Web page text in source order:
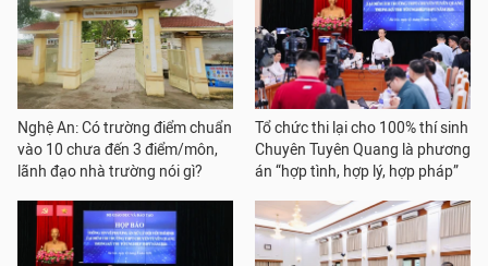
Nghệ An: Có trường điểm chuẩn
vào 10 chưa đến 3 điểm/môn,
lãnh đạo nhà trường nói gì?
Tổ chức thi lại cho 100% thí sinh
Chuyên Tuyên Quang là phương
án “hợp tình, hợp lý, hợp pháp”